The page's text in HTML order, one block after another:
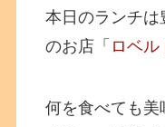
本日のランチは
のお店「 ロベル
何を食べても美